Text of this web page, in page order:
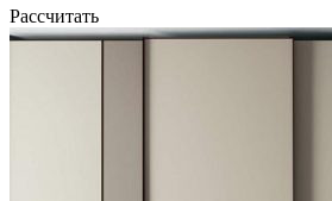
Рассчитать